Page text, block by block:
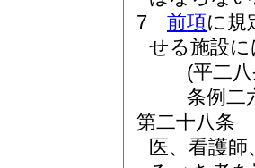
7
前項に規
せる施設
(平二
条例二
第二十八条
医、看護